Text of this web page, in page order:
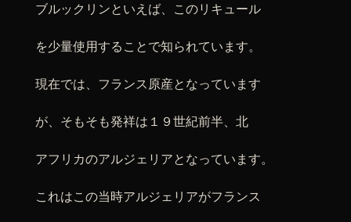
ブルックリンといえば、このリキュール
を少量使用することで知られています。
現在では、フランス原産となっています
が、そもそも発祥は１９世紀前半、北
アフリカのアルジェリアとなっています。
これはこの当時アルジェリアがフランス